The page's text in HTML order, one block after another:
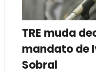
TRE muda
mandato de
Sobral